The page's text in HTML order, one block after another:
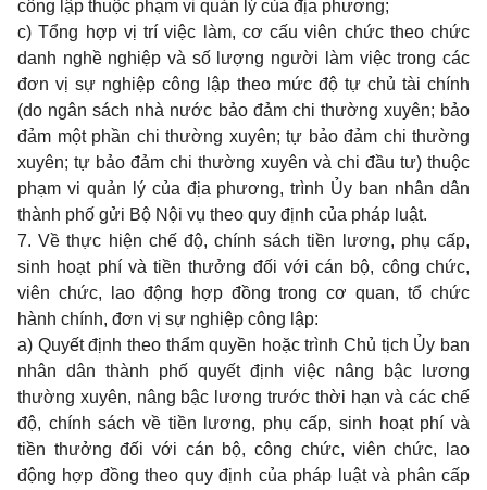
công lập thuộc phạm vi quản lý của địa phương;
c) Tổng hợp vị trí việc làm, cơ cấu viên chức theo chức
danh nghề nghiệp và số lượng người làm việc trong các
đơn vị sự nghiệp công lập theo mức độ tự chủ tài chính
(do ngân sách nhà nước bảo đảm chi thường xuyên; bảo
đảm một phần chi thường xuyên; tự bảo đảm chi thường
xuyên; tự bảo đảm chi thường xuyên và chi đầu tư) thuộc
phạm vi quản lý của địa phương, trình Ủy ban nhân dân
thành phố gửi Bộ Nội vụ theo quy định của pháp luật.
7. Về thực hiện chế độ, chính sách tiền lương, phụ cấp,
sinh hoạt phí và tiền thưởng đối với cán bộ, công chức,
viên chức, lao động hợp đồng trong cơ quan, tổ chức
hành chính, đơn vị sự nghiệp công lập:
a) Quyết định theo thẩm quyền hoặc trình Chủ tịch Ủy ban
nhân dân thành phố quyết định việc nâng bậc lương
thường xuyên, nâng bậc lương trước thời hạn và các chế
độ, chính sách về tiền lương, phụ cấp, sinh hoạt phí và
tiền thưởng đối với cán bộ, công chức, viên chức, lao
động hợp đồng theo quy định của pháp luật và phân cấp